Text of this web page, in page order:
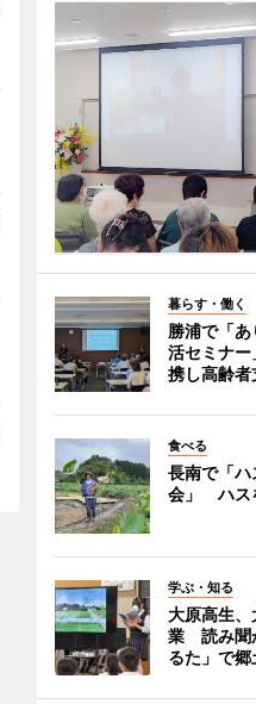
暮らす・働く
勝浦で「
活セミナ
携し高齢者
食べる
長南で「ハ
会」 ハス
学ぶ・知る
大原高生、
業 読み聞
るた」で郷